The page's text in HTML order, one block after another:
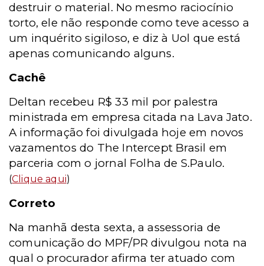
destruir o material. No mesmo raciocínio
torto, ele não responde como teve acesso a
um inquérito sigiloso, e diz à Uol que está
apenas comunicando alguns.
Cachê
Deltan recebeu R$ 33 mil por palestra
ministrada em empresa citada na Lava Jato.
A informação foi divulgada hoje em novos
vazamentos do The Intercept Brasil em
parceria com o jornal Folha de S.Paulo.
(Clique aqui)
Correto
Na manhã desta sexta, a assessoria de
comunicação do MPF/PR divulgou nota na
qual o procurador afirma ter atuado com